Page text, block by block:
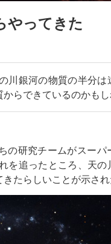
やってきた
川銀河の物質の半分は
らできているのかもし
の研究チームがスー
を追ったところ、天の
たらしいことが示され